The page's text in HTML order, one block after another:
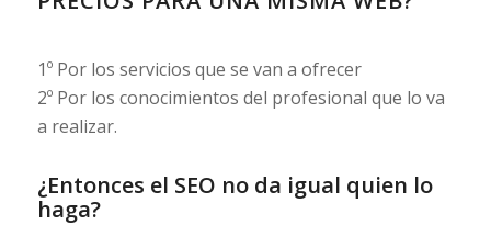
1º Por los servicios que se van a ofrecer
2º Por los conocimientos del profesional que lo va
a realizar.
¿Entonces el SEO no da igual quien lo
haga?